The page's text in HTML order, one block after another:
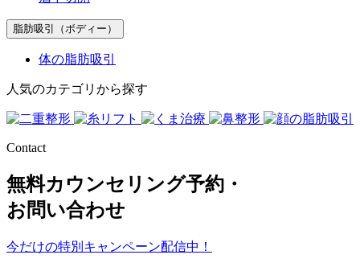
脂肪吸引（ボディー）
体の脂肪吸引
人気のカテゴリから探す
Contact
無料カウンセリング予約・
お問い合わせ
今だけの特別キャンペーン配信中！